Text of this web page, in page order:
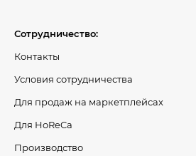
Сотрудничество:
Контакты
Условия сотрудничества
Для продаж на маркетплейсах
Для HoReCa
Производство